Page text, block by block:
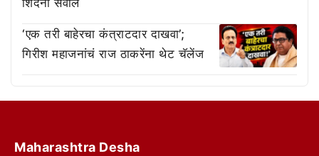
‘एक तरी बाहेरचा कंत्राटदार दाखवा’;
गिरीश महाजनांचं राज ठाकरेंना थेट चॅलेंज
Maharashtra Desha